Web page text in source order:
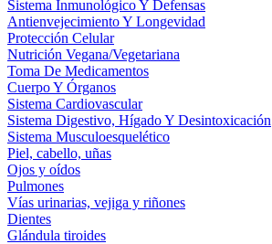
Sistema Inmunológico Y Defensas
Antienvejecimiento Y Longevidad
Protección Celular
Nutrición Vegana/Vegetariana
Toma De Medicamentos
Cuerpo Y Órganos
Sistema Cardiovascular
Sistema Digestivo, Hígado Y Desintoxicación
Sistema Musculoesquelético
Piel, cabello, uñas
Ojos y oídos
Pulmones
Vías urinarias, vejiga y riñones
Dientes
Glándula tiroides